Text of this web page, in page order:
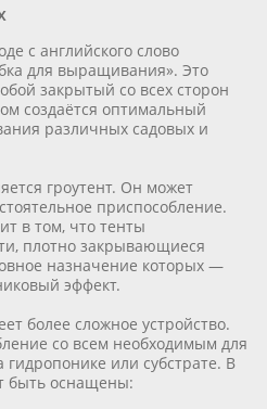
с английского слово
для выращивания». Это
закрытый со всех сторон
создаётся оптимальный
различных садовых и
гроутент. Он может
приспособление.
в том, что тенты
плотно закрывающиеся
назначение которых —
эффект.
более сложное устройство.
со всем необходимым для
или субстрате. В
быть оснащены: